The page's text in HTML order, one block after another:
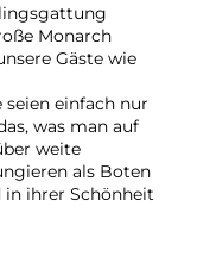
Monarch
Gäste wie
einfach nur
was man auf
weite
als Boten
in ihrer Schönheit